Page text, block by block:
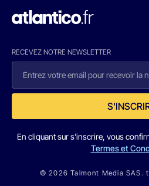
RECEVEZ NOTRE NEWSLETTER
En cliquant sur s'inscrire, vous
Termes et
© 2026 Talmont Media SAS.